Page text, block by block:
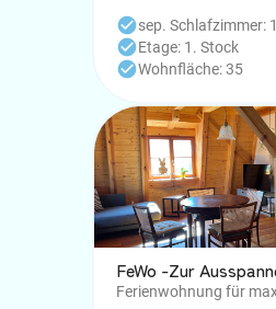
Platz für 2 Personen - 1
mit Küchenzeile und
Couch mit TV - Bad mit
Schlafzimmer mit
check_circlesep. Schlafzimmer: 1
check_circleEtage: 1. Stock
check_circleWohnfläche: 35
FeWo -Zur
Ferienwohnung für